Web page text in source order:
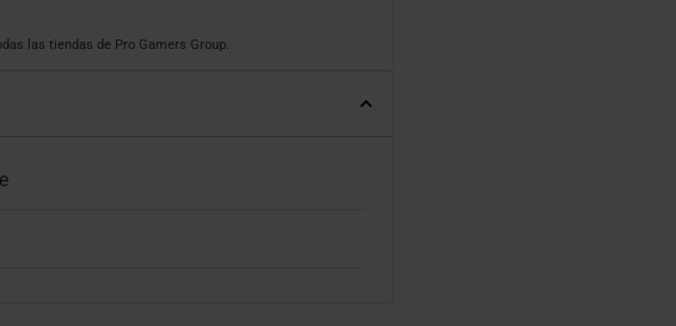
las tiendas de Pro Gamers Group.